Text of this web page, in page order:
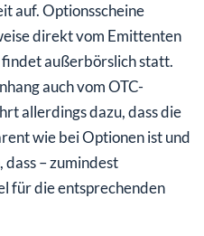
auf. Optionsscheine
direkt vom Emittenten
außerbörslich statt.
auch vom OTC-
allerdings dazu, dass die
wie bei Optionen ist und
dass – zumindest
für die entsprechenden